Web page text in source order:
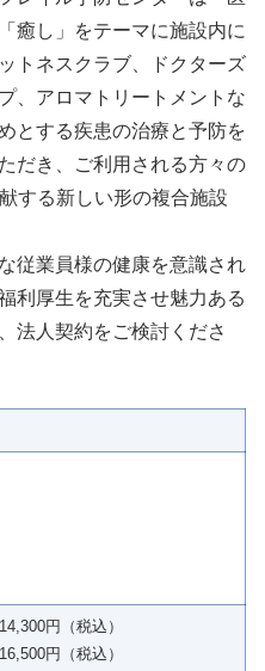
癒し」をテーマに施設内に
トネスクラブ、ドクターズ
、アロマトリートメントな
とする疾患の治療と予防を
だき、ご利用される方々の
する新しい形の複合施設
従業員様の健康を意識され
利厚生を充実させ魅力ある
法人契約をご検討くださ
14,300円（税込）
16,500円（税込）